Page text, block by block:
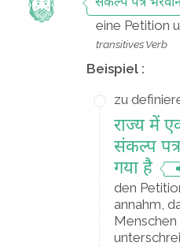
eine Petition
transitives Verb
Beispiel :
zu
राज्य में
संकल्प
गया है
den
annahm,
Menschen